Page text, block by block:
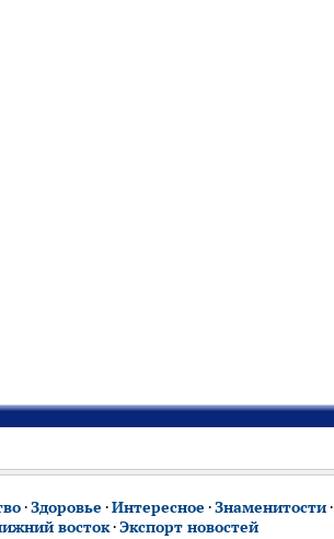
·Здоровье ·Интересное ·Знаменитости·
восток·Экспорт новостей